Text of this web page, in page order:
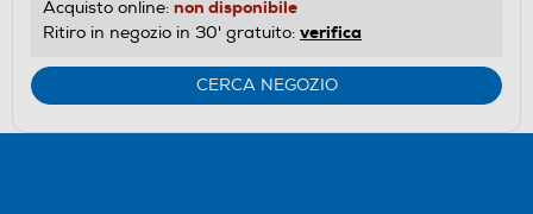
Acquisto online: non disponibile
Ritiro in negozio in 30' gratuito: verifica
CERCA NEGOZIO